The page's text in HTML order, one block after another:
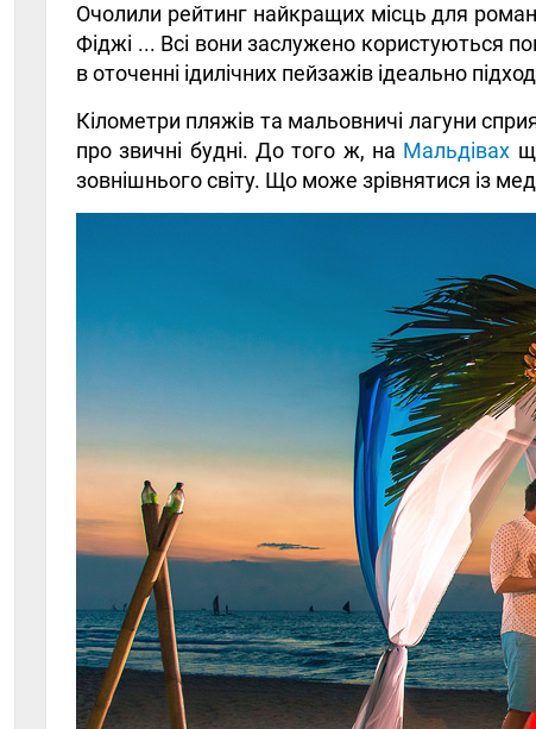
Очолили рейтинг найкращих місць для
Фіджі ... Всі вони заслужено користуються
в оточенні ідилічних пейзажів ідеально
Кілометри пляжів та мальовничі лагуни
про звичні будні. До того ж, на Мальдівах
зовнішнього світу. Що може зрівнятися із